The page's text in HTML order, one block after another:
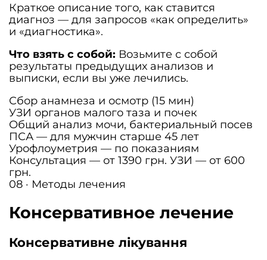
Краткое описание того, как ставится
диагноз — для запросов «как определить»
и «диагностика».
Что взять с собой: Возьмите с собой
результаты предыдущих анализов и
выписки, если вы уже лечились.
Сбор анамнеза и осмотр (15 мин)
УЗИ органов малого таза и почек
Общий анализ мочи, бактериальный посев
ПСА — для мужчин старше 45 лет
Урофлоуметрия — по показаниям
Консультация — от 1390 грн. УЗИ — от 600
грн.
08 · Методы лечения
Консервативное лечение
Консервативне лікування